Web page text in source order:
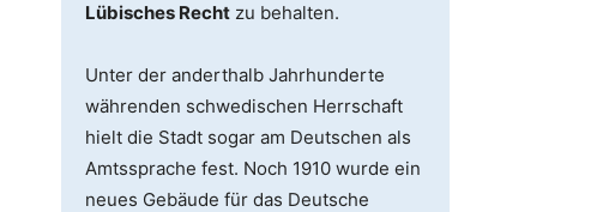
Lübisches Recht zu behalten.
Unter der anderthalb Jahrhunderte
währenden schwedischen Herrschaft
hielt die Stadt sogar am Deutschen als
Amtssprache fest. Noch 1910 wurde ein
neues Gebäude für das Deutsche